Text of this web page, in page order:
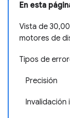
En esta
Vista de
motores de
Tipos de
Precisión
Invalidación